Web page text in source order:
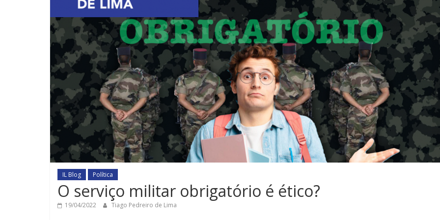
sociedade.
IL Blog Política
O serviço militar obrigatório é ético?
19/04/2022 Tiago Pedreiro de Lima